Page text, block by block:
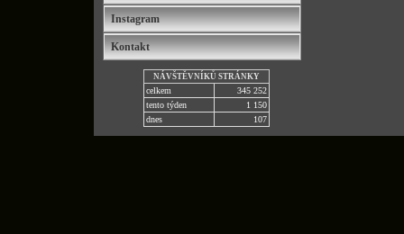
Instagram
Kontakt
NÁVŠTĚVNÍKŮ STRÁNKY
celkem
345 252
tento týden
1 150
dnes
107